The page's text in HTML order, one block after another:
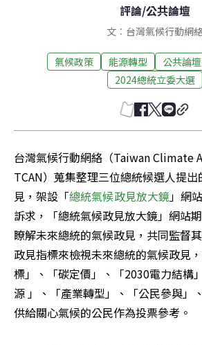
評論/公共論壇
文︰台灣氣候行動網
氣候政策 能源轉型 公共論壇
2024總統立委大選
台灣氣候行動網絡（Taiwan
TCAN）蒐集整理三位總統候選人提
見，架設「總統氣候政見放大鏡」網
訴求，「總統氣候政見放大鏡」網站
瞭解未來總統的氣候政見，共同監督
政見指標來檢視未來總統的氣候政見
標」、「碳定價」、「2030電力結構
源 」、「產業轉型」、「公民參與」
供給關心氣候的公民作為投票參考。